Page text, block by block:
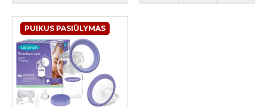
PUIKUS PASIŪLYMAS